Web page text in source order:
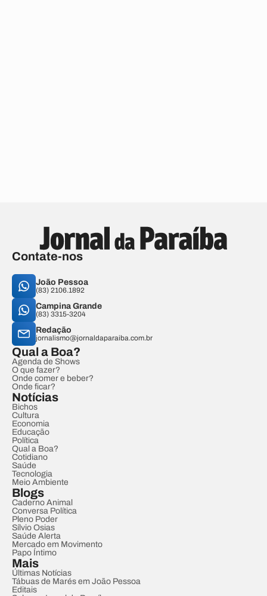
Contate-nos
João Pessoa
(83) 2106.1892
Campina Grande
(83) 3315-3204
Redação
jornalismo@jornaldaparaiba.com.br
Qual a Boa?
Agenda de Shows
O que fazer?
Onde comer e beber?
Onde ficar?
Notícias
Bichos
Cultura
Economia
Educação
Política
Qual a Boa?
Cotidiano
Saúde
Tecnologia
Meio Ambiente
Blogs
Caderno Animal
Conversa Política
Pleno Poder
Sílvio Osias
Saúde Alerta
Mercado em Movimento
Papo Íntimo
Mais
Últimas Notícias
Tábuas de Marés em João Pessoa
Editais